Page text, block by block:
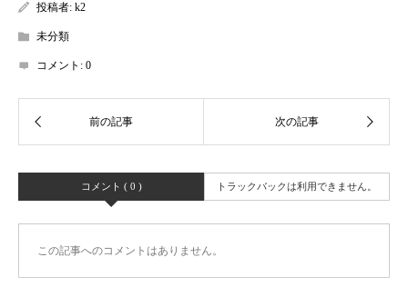
投稿者: k2
未分類
コメント: 0
コメント ( 0 ) トラックバックは利用できません。
この記事へのコメントはありません。